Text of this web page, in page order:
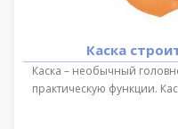
Каска
Каска – необычный
практическую функции.